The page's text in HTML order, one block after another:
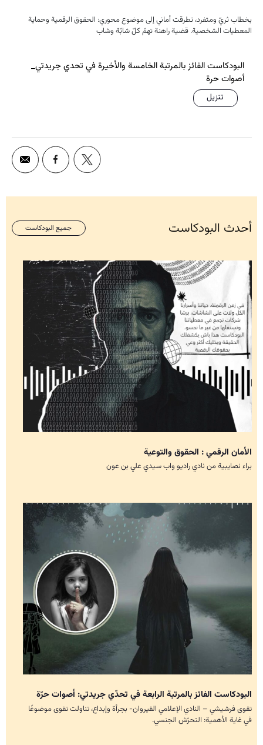
بخطاب ثريّ ومتفرد، تطرقت أماني إلى موضوع محوري: الحقوق الرقمية وحماية
المعطيات الشخصية. قضية راهنة تهمّ كلّ شابّة وشاب
البودكاست الفائز بالمرتبة الخامسة والأخيرة في تحدي جريدتي_
أصوات حرة
تنزيل
أحدث البودكاست جميع البودكاست
الأمان الرقمي : الحقوق والتوعية
براء نصايبية من نادي راديو واب سيدي علي بن عون
البودكاست الفائز بالمرتبة الرابعة في تحدّي جريدتي: أصوات حرّة
تقوى فرشيشي – النادي الإعلامي القيروان- بجرأة وإبداع، تناولت تقوى موضوعًا
في غاية الأهمية: التحرّش الجنسي.